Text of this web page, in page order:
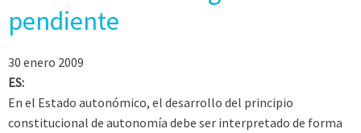
pendiente
30 enero 2009
ES:
En el Estado autonómico, el desarrollo del principio
constitucional de autonomía debe ser interpretado de forma